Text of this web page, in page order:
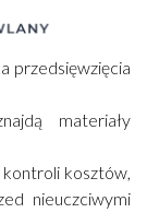
przedsięwzięcia
materiały
kosztów,
nieuczciwymi